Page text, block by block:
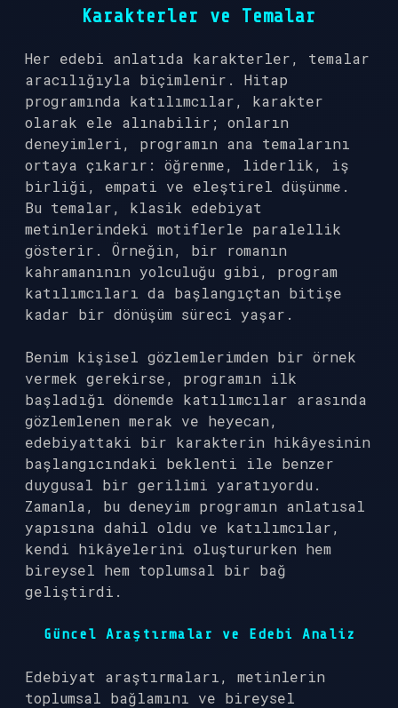
Karakterler ve Temalar
Her edebi anlatıda karakterler, temalar
aracılığıyla biçimlenir. Hitap
programında katılımcılar, karakter
olarak ele alınabilir; onların
deneyimleri, programın ana temalarını
ortaya çıkarır: öğrenme, liderlik, iş
birliği, empati ve eleştirel düşünme.
Bu temalar, klasik edebiyat
metinlerindeki motiflerle paralellik
gösterir. Örneğin, bir romanın
kahramanının yolculuğu gibi, program
katılımcıları da başlangıçtan bitişe
kadar bir dönüşüm süreci yaşar.
Benim kişisel gözlemlerimden bir örnek
vermek gerekirse, programın ilk
başladığı dönemde katılımcılar arasında
gözlemlenen merak ve heyecan,
edebiyattaki bir karakterin hikâyesinin
başlangıcındaki beklenti ile benzer
duygusal bir gerilimi yaratıyordu.
Zamanla, bu deneyim programın anlatısal
yapısına dahil oldu ve katılımcılar,
kendi hikâyelerini oluştururken hem
bireysel hem toplumsal bir bağ
geliştirdi.
Güncel Araştırmalar ve Edebi Analiz
Edebiyat araştırmaları, metinlerin
toplumsal bağlamını ve bireysel